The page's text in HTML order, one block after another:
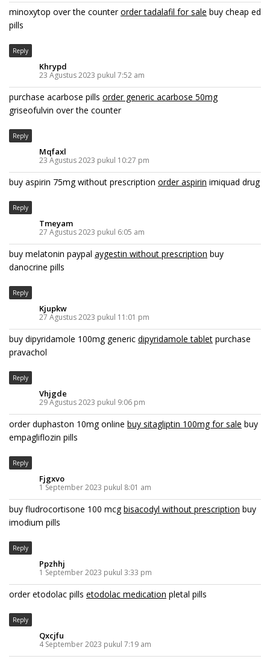
minoxytop over the counterorder tadalafil for sale buy cheap ed
pills
Reply
Khrypd
23 Agustus 2023 pukul 7:52 am
purchase acarbose pills order generic acarbose 50mg
griseofulvin over the counter
Reply
Mqfaxl
23 Agustus 2023 pukul 10:27 pm
buy aspirin 75mg without prescription order aspirin imiquad drug
Reply
Tmeyam
27 Agustus 2023 pukul 6:05 am
buy melatonin paypal aygestin without prescription buy
danocrine pills
Reply
Kjupkw
27 Agustus 2023 pukul 11:01 pm
buy dipyridamole 100mg generic dipyridamole tablet purchase
pravachol
Reply
Vhjgde
29 Agustus 2023 pukul 9:06 pm
order duphaston 10mg online buy sitagliptin 100mg for sale buy
empagliflozin pills
Reply
Fjgxvo
1 September 2023 pukul 8:01 am
buy fludrocortisone 100 mcgbisacodyl without prescription buy
imodium pills
Reply
Ppzhhj
1 September 2023 pukul 3:33 pm
order etodolac pills etodolac medication pletal pills
Reply
Qxcjfu
4 September 2023 pukul 7:19 am